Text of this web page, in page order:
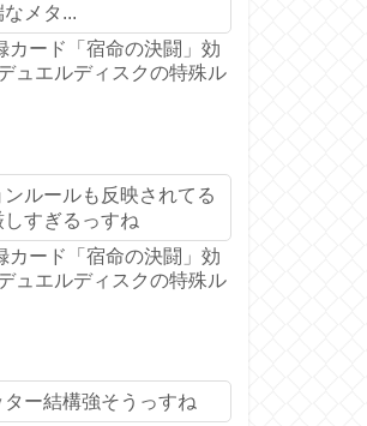
メタ...
カード「宿命の決闘」効
ュエルディスクの特殊ル
ンルールも反映されてる
すぎるっすね
カード「宿命の決闘」効
ュエルディスクの特殊ル
ー結構強そうっすね